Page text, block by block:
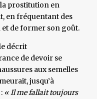
prostitution en
en fréquentant des
et de former son goût.
décrit
de devoir se
aux semelles
jusqu’à
« Il me fallait toujours